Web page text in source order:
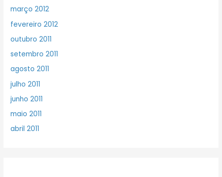
março 2012
fevereiro 2012
outubro 2011
setembro 2011
agosto 2011
julho 2011
junho 2011
maio 2011
abril 2011